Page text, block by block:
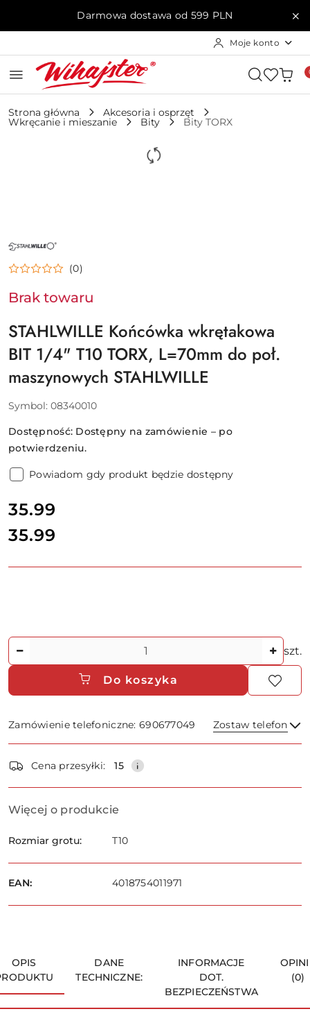
Przejdź do treści głównej
Przejdź do wyszukiwarki
Przejdź do moje konto
Przejdź do menu głównego
Przejdź do opisu produktu
Przejdź do stopkiDarmowa dostawa od 599 PLN
Moje konto
Strona główna Akcesoria i osprzęt
Wkręcanie i mieszanie Bity Bity TORX
NAZWA
PRODUCENTA:
STAHLWILLE
(0)
Brak towaru
STAHLWILLE Końcówka wkrętakowa
BIT 1/4" T10 TORX, L=70mm do poł.
maszynowych STAHLWILLE
Symbol: 08340010
Dostępność: Dostępny na zamówienie – po
potwierdzeniu.
Powiadom gdy produkt będzie dostępny
cena:
35.99
Cena:
35.99
Ilość szt.
Do koszyka
Zamówienie telefoniczne: 690677049 Zostaw telefon
Wyślij
i
dostawa
Cena przesyłki: 15
Więcej o produkcie
Rozmiar grotu: T10
EAN: 4018754011971
OPIS
DANE
TECHNICZNE:
INFORMACJE
DOT.
BEZPIECZEŃSTWA
(0)